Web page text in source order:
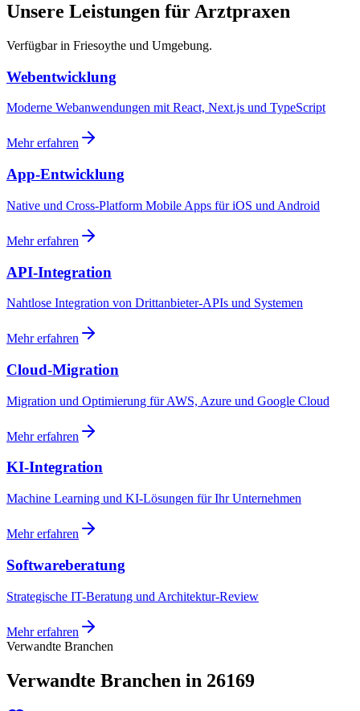
Unsere Leistungen für Arztpraxen
Verfügbar in Friesoythe und Umgebung.
Webentwicklung
Moderne Webanwendungen mit React, Next.js und TypeScript
Mehr erfahren
App-Entwicklung
Native und Cross-Platform Mobile Apps für iOS und Android
Mehr erfahren
API-Integration
Nahtlose Integration von Drittanbieter-APIs und Systemen
Mehr erfahren
Cloud-Migration
Migration und Optimierung für AWS, Azure und Google Cloud
Mehr erfahren
KI-Integration
Machine Learning und KI-Lösungen für Ihr Unternehmen
Mehr erfahren
Softwareberatung
Strategische IT-Beratung und Architektur-Review
Mehr erfahren
Verwandte Branchen
Verwandte Branchen in 26169